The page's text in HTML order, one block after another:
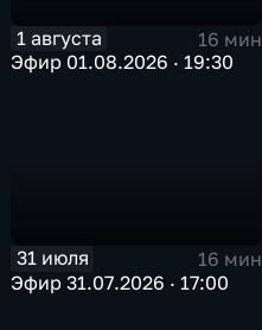
1 августа
16 мин
Эфир 01.08.2026 · 19:30
31 июля
16 мин
Эфир 31.07.2026 · 17:00